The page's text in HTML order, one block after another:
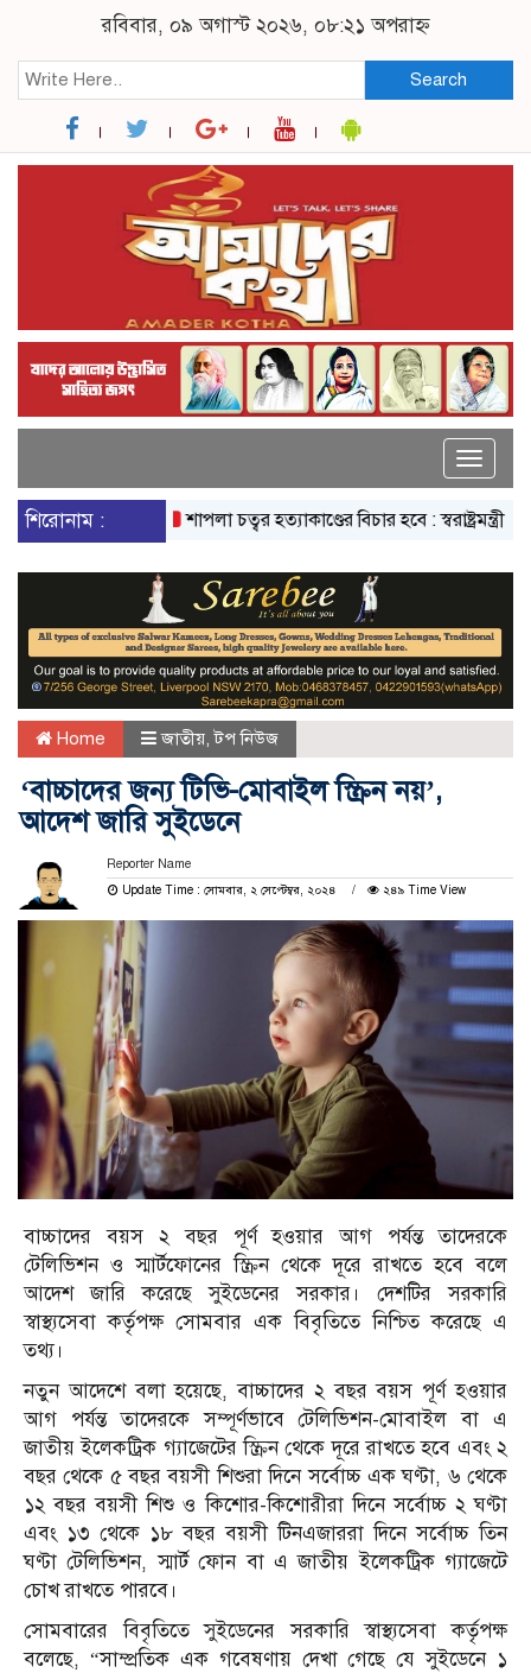
রবিবার, ০৯ অগাস্ট ২০২৬, ০৮:২১ অপরাহ্ন
Search
Toggle
শিরোনাম :
শাপলা চত্বর হত্যাকাণ্ডের বিচার হবে : স্বরাষ্ট্রমন্ত্রী বিদ্যুৎ-
Home জাতীয়,টপ নিউজ
‘বাচ্চাদের জন্য টিভি-মোবাইল স্ক্রিন নয়’,
আদেশ জারি সুইডেনে
Reporter Name
Update Time : সোমবার, ২ সেপ্টেম্বর, ২০২৪
২৪৯ Time View
বাচ্চাদের বয়স ২ বছর পূর্ণ হওয়ার আগ পর্যন্ত তাদেরকে
টেলিভিশন ও স্মার্টফোনের স্ক্রিন থেকে দূরে রাখতে হবে বলে
আদেশ জারি করেছে সুইডেনের সরকার। দেশটির সরকারি
স্বাস্থ্যসেবা কর্তৃপক্ষ সোমবার এক বিবৃতিতে নিশ্চিত করেছে এ
তথ্য।
নতুন আদেশে বলা হয়েছে, বাচ্চাদের ২ বছর বয়স পূর্ণ হওয়ার
আগ পর্যন্ত তাদেরকে সম্পূর্ণভাবে টেলিভিশন-মোবাইল বা এ
জাতীয় ইলেকট্রিক গ্যাজেটের স্ক্রিন থেকে দূরে রাখতে হবে এবং ২
বছর থেকে ৫ বছর বয়সী শিশুরা দিনে সর্বোচ্চ এক ঘণ্টা, ৬ থেকে
১২ বছর বয়সী শিশু ও কিশোর-কিশোরীরা দিনে সর্বোচ্চ ২ ঘণ্টা
এবং ১৩ থেকে ১৮ বছর বয়সী টিনএজাররা দিনে সর্বোচ্চ তিন
ঘণ্টা টেলিভিশন, স্মার্ট ফোন বা এ জাতীয় ইলেকট্রিক গ্যাজেটে
চোখ রাখতে পারবে।
সোমবারের বিবৃতিতে সুইডেনের সরকারি স্বাস্থ্যসেবা কর্তৃপক্ষ
বলেছে, “সাম্প্রতিক এক গবেষণায় দেখা গেছে যে সুইডেনে ১